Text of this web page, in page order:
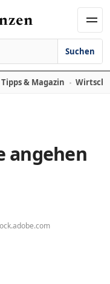
Suchen
& Magazin
angehen